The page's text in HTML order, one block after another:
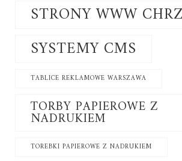
STRONY WWW
SYSTEMY CMS
TABLICE REKLAMOWE WARSZAWA
TORBY PAPIEROWE Z
NADRUKIEM
TOREBKI PAPIEROWE Z NADRUKIEM